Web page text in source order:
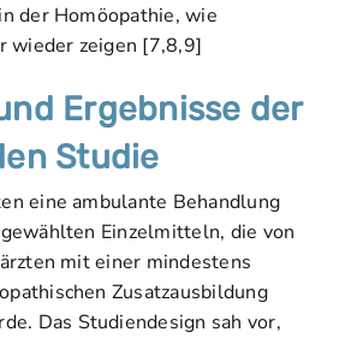
der Homöopathie, wie
wieder zeigen [7,8,9]
Ergebnisse der
Studie
eine ambulante Behandlung
Einzelmitteln, die von
mit einer mindestens
Zusatzausbildung
Das Studiendesign sah vor,